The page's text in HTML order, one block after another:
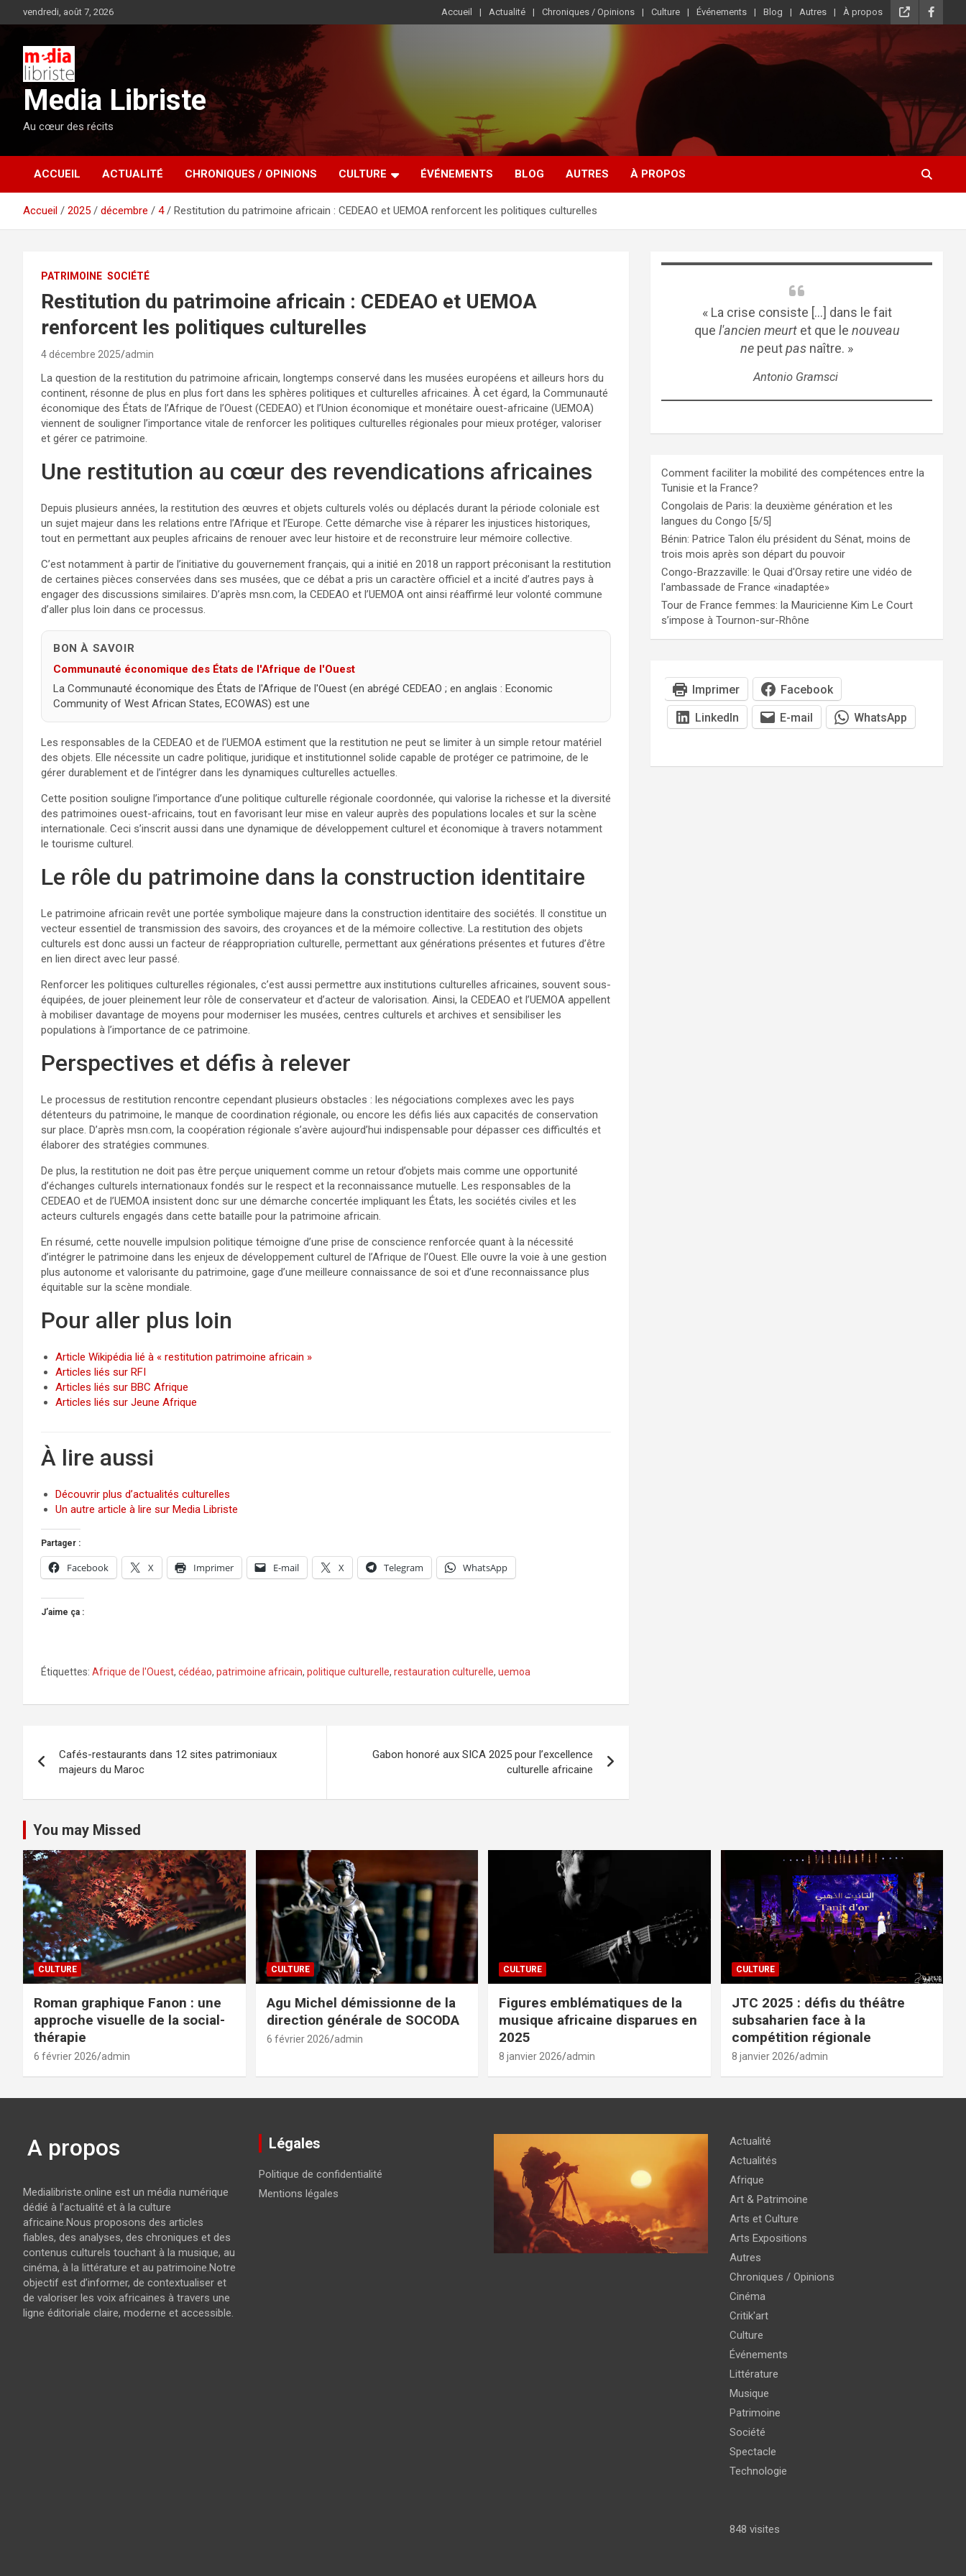
au
vendredi, août 7, 2026 Accueil Actualité Chroniques / Opinions Culture Événements Blog Autres À propos
Media Libriste
Au cœur des récits
ACCUEIL ACTUALITÉ CHRONIQUES / OPINIONS CULTURE ÉVÉNEMENTS BLOG AUTRES À PROPOS
Accueil 2025 décembre 4 Restitution du patrimoine africain : CEDEAO et UEMOA renforcent les politiques culturelles
PATRIMOINE SOCIÉTÉ
Restitution du patrimoine africain : CEDEAO et UEMOA
renforcent les politiques culturelles
4 décembre 2025 admin
La question de la restitution du patrimoine africain, longtemps conservé dans les musées européens et ailleurs hors du
continent, résonne de plus en plus fort dans les sphères politiques et culturelles africaines. À cet égard, la Communauté
économique des États de l’Afrique de l’Ouest (CEDEAO) et l’Union économique et monétaire ouest-africaine (UEMOA)
viennent de souligner l’importance vitale de renforcer les politiques culturelles régionales pour mieux protéger, valoriser
et gérer ce patrimoine.
Une restitution au cœur des revendications africaines
Depuis plusieurs années, la restitution des œuvres et objets culturels volés ou déplacés durant la période coloniale est
un sujet majeur dans les relations entre l’Afrique et l’Europe. Cette démarche vise à réparer les injustices historiques,
tout en permettant aux peuples africains de renouer avec leur histoire et de reconstruire leur mémoire collective.
C’est notamment à partir de l’initiative du gouvernement français, qui a initié en 2018 un rapport préconisant la restitution
de certaines pièces conservées dans ses musées, que ce débat a pris un caractère officiel et a incité d’autres pays à
engager des discussions similaires. D’après msn.com, la CEDEAO et l’UEMOA ont ainsi réaffirmé leur volonté commune
d’aller plus loin dans ce processus.
BON À SAVOIR
Communauté économique des États de l'Afrique de l'Ouest
La Communauté économique des États de l'Afrique de l'Ouest (en abrégé CEDEAO ; en anglais : Economic
Community of West African States, ECOWAS) est une
Les responsables de la CEDEAO et de l’UEMOA estiment que la restitution ne peut se limiter à un simple retour matériel
des objets. Elle nécessite un cadre politique, juridique et institutionnel solide capable de protéger ce patrimoine, de le
gérer durablement et de l’intégrer dans les dynamiques culturelles actuelles.
Cette position souligne l’importance d’une politique culturelle régionale coordonnée, qui valorise la richesse et la diversité
des patrimoines ouest-africains, tout en favorisant leur mise en valeur auprès des populations locales et sur la scène
internationale. Ceci s’inscrit aussi dans une dynamique de développement culturel et économique à travers notamment
le tourisme culturel.
Le rôle du patrimoine dans la construction identitaire
Le patrimoine africain revêt une portée symbolique majeure dans la construction identitaire des sociétés. Il constitue un
vecteur essentiel de transmission des savoirs, des croyances et de la mémoire collective. La restitution des objets
culturels est donc aussi un facteur de réappropriation culturelle, permettant aux générations présentes et futures d’être
en lien direct avec leur passé.
Renforcer les politiques culturelles régionales, c’est aussi permettre aux institutions culturelles africaines, souvent sous-
équipées, de jouer pleinement leur rôle de conservateur et d’acteur de valorisation. Ainsi, la CEDEAO et l’UEMOA appellent
à mobiliser davantage de moyens pour moderniser les musées, centres culturels et archives et sensibiliser les
populations à l’importance de ce patrimoine.
Perspectives et défis à relever
Le processus de restitution rencontre cependant plusieurs obstacles : les négociations complexes avec les pays
détenteurs du patrimoine, le manque de coordination régionale, ou encore les défis liés aux capacités de conservation
sur place. D’après msn.com, la coopération régionale s’avère aujourd’hui indispensable pour dépasser ces difficultés et
élaborer des stratégies communes.
De plus, la restitution ne doit pas être perçue uniquement comme un retour d’objets mais comme une opportunité
d’échanges culturels internationaux fondés sur le respect et la reconnaissance mutuelle. Les responsables de la
CEDEAO et de l’UEMOA insistent donc sur une démarche concertée impliquant les États, les sociétés civiles et les
acteurs culturels engagés dans cette bataille pour la patrimoine africain.
En résumé, cette nouvelle impulsion politique témoigne d’une prise de conscience renforcée quant à la nécessité
d’intégrer le patrimoine dans les enjeux de développement culturel de l’Afrique de l’Ouest. Elle ouvre la voie à une gestion
plus autonome et valorisante du patrimoine, gage d’une meilleure connaissance de soi et d’une reconnaissance plus
équitable sur la scène mondiale.
Pour aller plus loin
Article Wikipédia lié à « restitution patrimoine africain »
Articles liés sur RFI
Articles liés sur BBC Afrique
Articles liés sur Jeune Afrique
À lire aussi
Découvrir plus d’actualités culturelles
Un autre article à lire sur Media Libriste
Partager :
Facebook X Imprimer E-mail X Telegram WhatsApp
J’aime ça :
Étiquettes: Afrique de l'Ouest, cédéao, patrimoine africain, politique culturelle, restauration culturelle, uemoa
de
l’article
Cafés-restaurants dans 12 sites patrimoniaux
majeurs du Maroc
Gabon honoré aux SICA 2025 pour l’excellence
culturelle africaine
« La crise consiste [...] dans le fait
que l'ancien meurtet que le nouveau
ne peutpas naître. »
Antonio Gramsci
Comment faciliter la mobilité des compétences entre la
Tunisie et la France?
Congolais de Paris: la deuxième génération et les
langues du Congo [5/5]
Bénin: Patrice Talon élu président du Sénat, moins de
trois mois après son départ du pouvoir
Congo-Brazzaville: le Quai d'Orsay retire une vidéo de
l'ambassade de France «inadaptée»
Tour de France femmes: la Mauricienne Kim Le Court
s’impose à Tournon-sur-Rhône
Imprimer Facebook
LinkedIn E-mail WhatsApp
You may Missed
CULTURE
Roman graphique Fanon : une
approche visuelle de la social-
thérapie
6 février 2026 admin
CULTURE
Agu Michel démissionne de la
direction générale de SOCODA
6 février 2026 admin
CULTURE
Figures emblématiques de la
musique africaine disparues en
2025
8 janvier 2026 admin
CULTURE
JTC 2025 : défis du théâtre
subsaharien face à la
compétition régionale
8 janvier 2026 admin
A propos
Medialibriste.online est un média numérique
dédié à l’actualité et à la culture
africaine.Nous proposons des articles
fiables, des analyses, des chroniques et des
contenus culturels touchant à la musique, au
cinéma, à la littérature et au patrimoine.Notre
objectif est d’informer, de contextualiser et
de valoriser les voix africaines à travers une
ligne éditoriale claire, moderne et accessible.
Légales
Politique de confidentialité
Mentions légales
Actualité
Actualités
Afrique
Art & Patrimoine
Arts et Culture
Arts Expositions
Autres
Chroniques / Opinions
Cinéma
Critik'art
Culture
Événements
Littérature
Musique
Patrimoine
Société
Spectacle
Technologie
848 visites